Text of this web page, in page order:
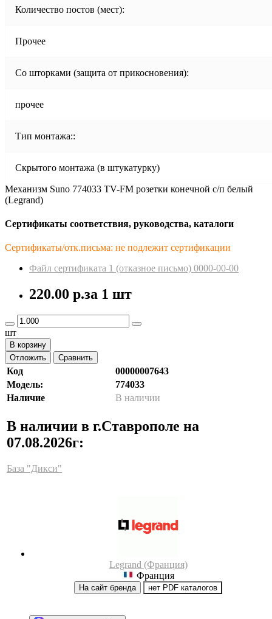
Количество постов (мест):
Прочее
Со шторками (защита от прикосновения):
прочее
Тип монтажа::
Скрытого монтажа (в штукатурку)
Механизм Suno 774033 TV-FM розетки конечной с/п белый
(Legrand)
Сертификаты соответствия, руководства, каталоги
Сертификаты/отк.письма: не подлежит сертификации
Файл сертификата 1 (отказное пиcьмо) 0000-00-00
220.00 р.за 1 шт
шт
В корзину
Отложить
Сравнить
Код
00000007643
Модель:
774033
Наличие
В наличии
В наличии в г.Ставрополе на
07.08.2026г:
База "Дикси"
Legrand (Франция)
Франция
На сайт бренда нет PDF каталогов